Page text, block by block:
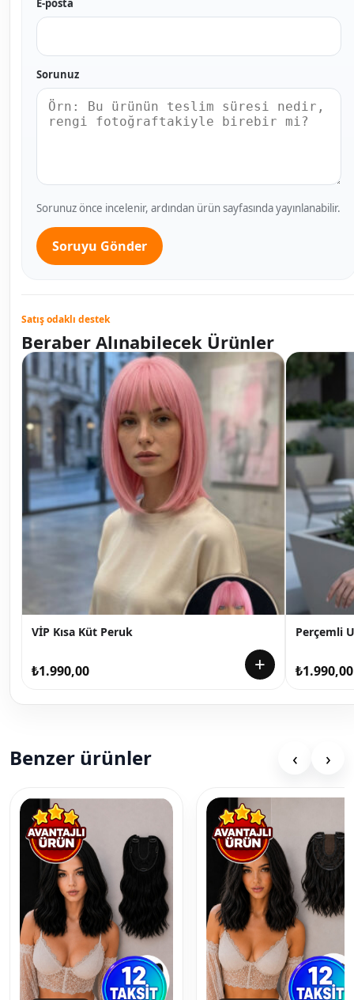
E-posta
Sorunuz
Sorunuz önce incelenir, ardından ürün sayfasında yayınlanabilir.
Soruyu Gönder
Satış odaklı destek
Beraber Alınabilecek Ürünler
VİP Kısa Küt Peruk
₺1.990,00 +
Perçemli
₺1.990,00
Benzer ürünler ‹ ›